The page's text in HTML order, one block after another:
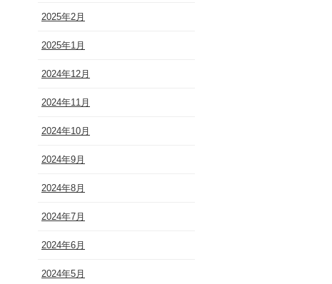
2025年2月
2025年1月
2024年12月
2024年11月
2024年10月
2024年9月
2024年8月
2024年7月
2024年6月
2024年5月